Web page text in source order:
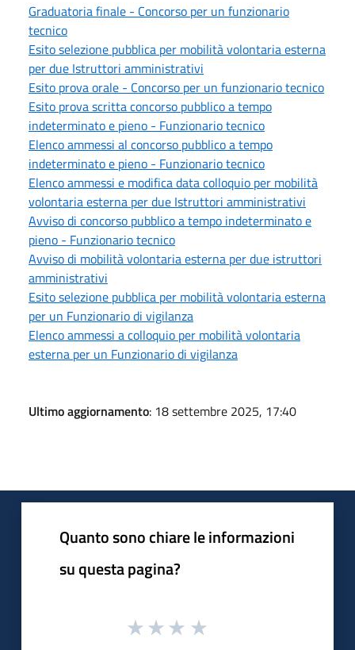
Graduatoria finale - Concorso per un funzionario
tecnico
Esito selezione pubblica per mobilità volontaria esterna
per due Istruttori amministrativi
Esito prova orale - Concorso per un funzionario tecnico
Esito prova scritta concorso pubblico a tempo
indeterminato e pieno - Funzionario tecnico
Elenco ammessi al concorso pubblico a tempo
indeterminato e pieno - Funzionario tecnico
Elenco ammessi e modifica data colloquio per mobilità
volontaria esterna per due Istruttori amministrativi
Avviso di concorso pubblico a tempo indeterminato e
pieno - Funzionario tecnico
Avviso di mobilità volontaria esterna per due istruttori
amministrativi
Esito selezione pubblica per mobilità volontaria esterna
per un Funzionario di vigilanza
Elenco ammessi a colloquio per mobilità volontaria
esterna per un Funzionario di vigilanza
Ultimo aggiornamento: 18 settembre 2025, 17:40
Quanto sono chiare le informazioni
su questa pagina?